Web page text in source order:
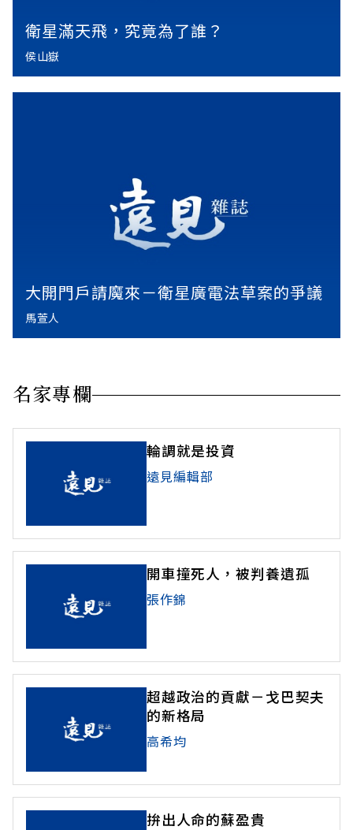
衛星滿天飛，究竟為了誰？
侯山嶽
大開門戶請魔來－衛星廣電法草案的爭議
馬萱人
名家專欄
輪調就是投資
遠見編輯部
開車撞死人，被判養遺孤
張作錦
超越政治的貢獻－戈巴契夫
的新格局
高希均
拚出人命的蘇盈貴